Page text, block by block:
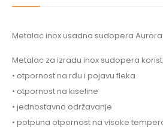
Metalac inox usadna sudopera Aurora
Metalac za izradu inox sudopera
• otpornost na rđu i pojavu fleka
• otpornost na kiseline
• jednostavno održavanje
• potpuna otpornost na visoke